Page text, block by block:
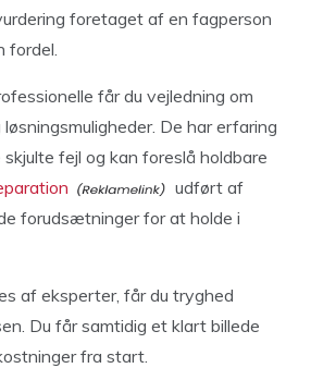
foretaget af en fagperson
får du vejledning om
De har erfaring
fejl og kan foreslå holdbare
udført af
forudsætninger for at holde i
af eksperter, får du tryghed
Du får samtidig et klart billede
fra start.